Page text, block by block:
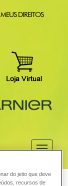
DIREITOS
do jeito que deve
recursos de